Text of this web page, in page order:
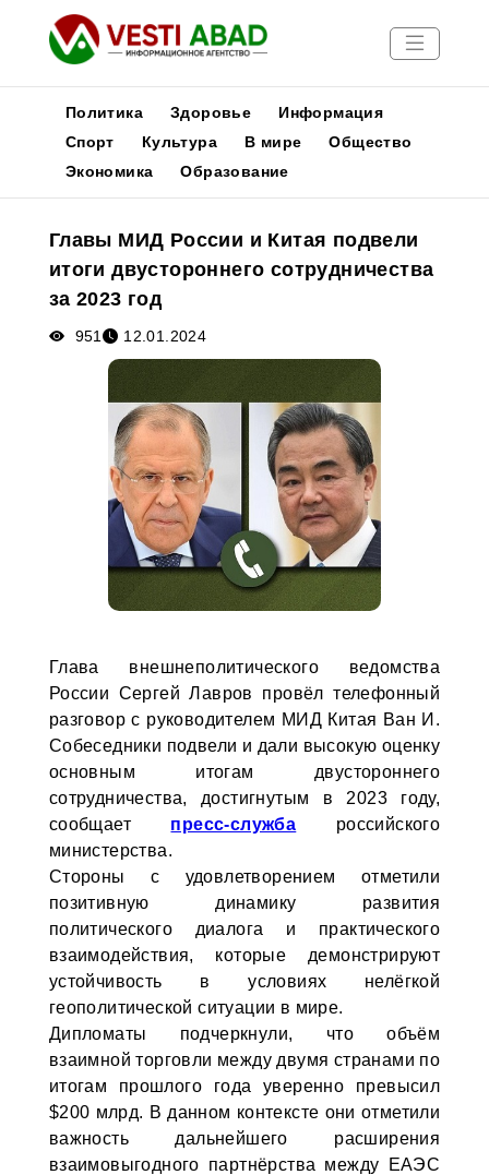
Новости
Медиа
Афиша
Политика Здоровье
Информация
Спорт
Культура В мире
Общество
Экономика
Образование
Главы МИД России и Китая подвели
итоги двустороннего сотрудничества
за 2023 год
951 12.01.2024
Глава внешнеполитического ведомства
России Сергей Лавров провёл телефонный
разговор с руководителем МИД Китая Ван И.
Собеседники подвели и дали высокую оценку
основным итогам двустороннего
сотрудничества, достигнутым в 2023 году,
сообщает пресс-служба российского
министерства.
Стороны с удовлетворением отметили
позитивную динамику развития
политического диалога и практического
взаимодействия, которые демонстрируют
устойчивость в условиях нелёгкой
геополитической ситуации в мире.
Дипломаты подчеркнули, что объём
взаимной торговли между двумя странами по
итогам прошлого года уверенно превысил
$200 млрд. В данном контексте они отметили
важность дальнейшего расширения
взаимовыгодного партнёрства между ЕАЭС